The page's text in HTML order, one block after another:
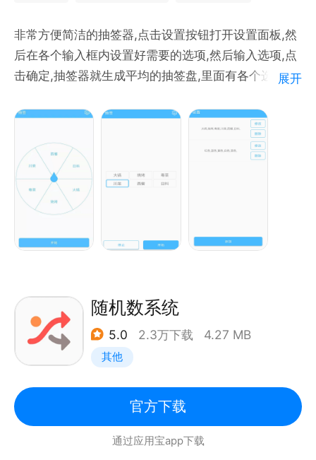
非常方便简洁的抽签器,点击设置按钮打开设置面板,然
后在各个输入框内设置好需要的选项,然后输入选项,点
击确定,抽签器就生成平均的抽签盘,里面有各个选项,然
保存在设置中的选项内,非常便捷实用,选择困难症必备
展开
随机数系统
5.0 2.3万下载 4.27 MB
其他
官方下载
通过应用宝app下载